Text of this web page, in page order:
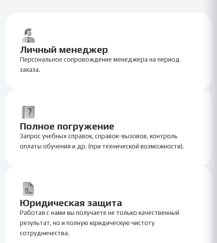
Личный менеджер
Персональное сопровождение менеджера на период
заказа.
Полное погружение
Запрос учебных справок, справок-вызовов, контроль
оплаты обучения и др. (при технической возможности).
Юридическая защита
Работая с нами вы получаете не только качественный
результат, но и полную юридическую чистоту
сотрудничества.